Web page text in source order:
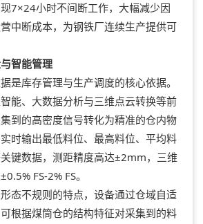
7×24小时不间断工作，大幅减少因
中断成本，为钢铁厂连续生产提供可
智能管理
库存管理与生产调度的核心依据。
能、大数据分析与三维点云转换等前
到的高密度信号转化为精准的仓内物
时输出最低料位、最高料位、平均料
键数据，测距精度高达±2mm，三维
FS-2% FS。
不规则的特点，设备通过仓域自适
根据煤筒仓的结构特征对采集到的料